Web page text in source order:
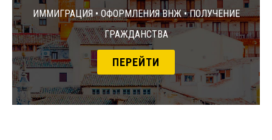
Иммиграция • Оформления ВНЖ • Получение
гражданства
ПЕРЕЙТИ